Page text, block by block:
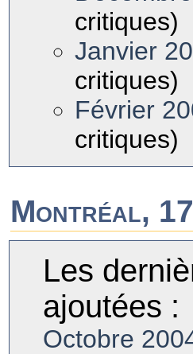
critiques)
Janvier
critiques)
Février
critiques)
Montréal,
Les
ajoutées :
Octobre